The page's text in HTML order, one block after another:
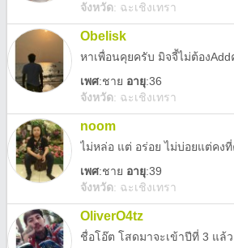
จังหวัด: ฉะเชิงเทรา
Obelisk
หาเพื่อนคุยครับ มิจจี้ไม่ต้องAdd
เพศ:ชาย อายุ:36
จังหวัด: ฉะเชิงเทรา
noom
ไม่หล่อ แต่ อร่อย ไม่บ่อยแต่คง
เพศ:ชาย อายุ:39
จังหวัด: ฉะเชิงเทรา
OliverO4tz